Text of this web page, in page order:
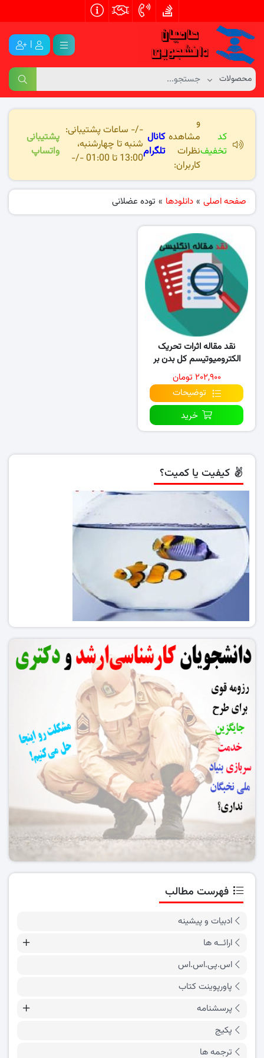
|
کد
تخفیف
و
مشاهده
نظرات
کاربران:
کانال
تلگرام
-/- ساعات پشتیبانی:
شنبه تا چهارشنبه،
13:00 تا 01:00 -/-
پشتیبانی
واتساپ
صفحه اصلی » دانلودها » توده عضلانی
نقد مقاله اثرات تحریک
الکترومیوتیسم کل بدن بر
کاهش توده عضلانی ناشی..
۲۰۲,۹۰۰ تومان
توضیحات
خرید
کیفیت یا کمیت؟
فهرست مطالب
ادبیات و پیشینه
ارائــه ها
اس.پی.اس.اس
پاورپوینت کتاب
پرسشنامه
پکیج
ترجمه ها